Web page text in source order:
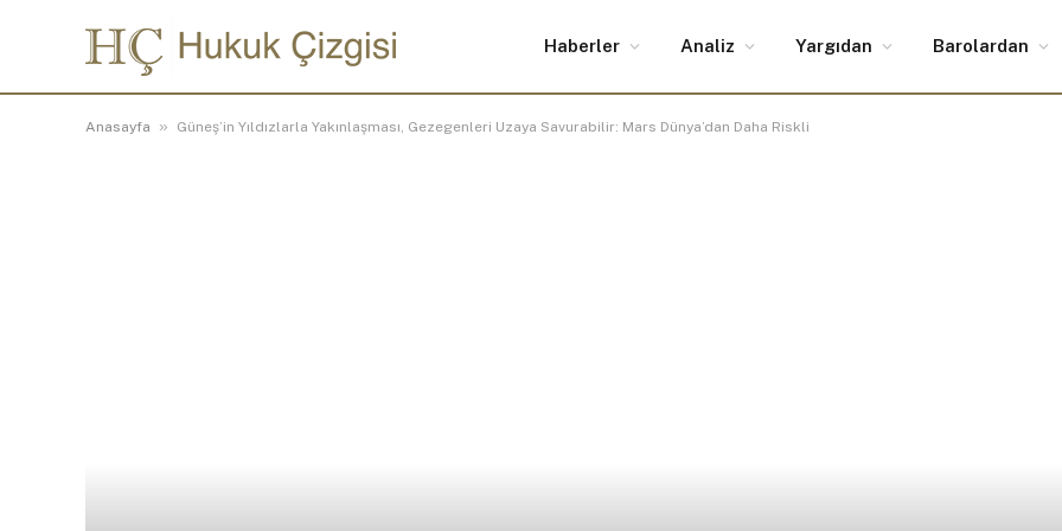
Haberler Analiz Yargıdan Barolardan
Anasayfa » Güneş’in Yıldızlarla Yakınlaşması, Gezegenleri Uzaya Savurabilir: Mars Dünya’dan Daha Riskli